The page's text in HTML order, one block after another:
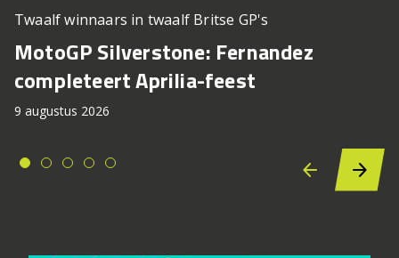
Twaalf winnaars in twaalf Britse GP's
MotoGP Silverstone: Fernandez
completeert Aprilia-feest
9 augustus 2026